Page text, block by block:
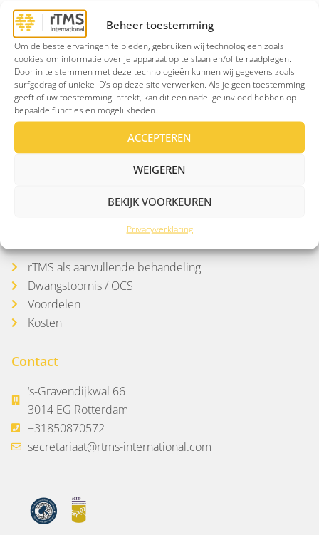
Beheer toestemming
Om de beste ervaringen te bieden, gebruiken wij technologieën zoals
cookies om informatie over je apparaat op te slaan en/of te raadplegen.
Door in te stemmen met deze technologieën kunnen wij gegevens zoals
surfgedrag of unieke ID's op deze site verwerken. Als je geen toestemming
geeft of uw toestemming intrekt, kan dit een nadelige invloed hebben op
bepaalde functies en mogelijkheden.
ACCEPTEREN
WEIGEREN
BEKIJK VOORKEUREN
Privacyverklaring
Bedankt voor je aanmelding. We hebben je formulier goed
ontvangen. Als volgende stap nemen we binnenkort contact
met je op om een pré-intakegesprek te plannen.
Een effectieve behandeling voor depressie en OCS
rTMS als aanvullende behandeling
Dwangstoornis / OCS
Voordelen
Kosten
Contact
‘s-Gravendijkwal 66
3014 EG Rotterdam
+31850870572
secretariaat@rtms-international.com